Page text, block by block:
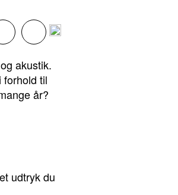
akustik.
til
år?
udtryk du